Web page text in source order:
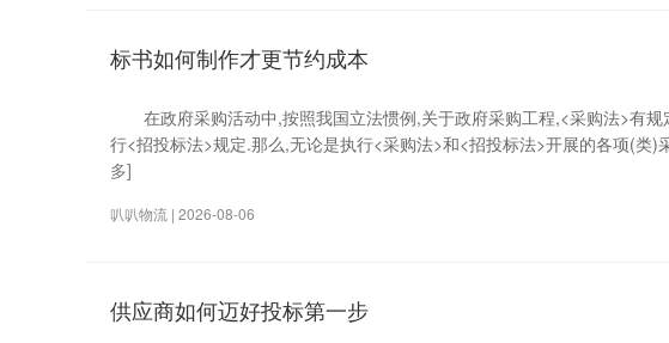
标书如何制作才更节约成本
在政府采购活动中,按照我国立法惯例,关于政府采购工程,<采购法>有规
行<招投标法>规定.那么,无论是执行<采购法>和<招投标法>开展的各项(
多]
叭叭物流 | 2026-08-06
供应商如何迈好投标第一步